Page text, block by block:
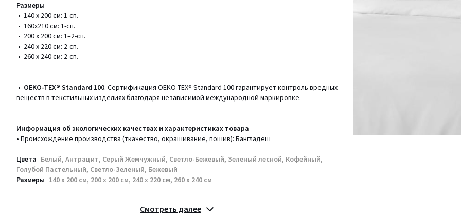
Размеры
• 140 x 200 см: 1-сп.
• 160x210 см: 1-сп.
• 200 х 200 см: 1–2-сп.
• 240 х 220 см: 2-сп.
• 260 х 240 см: 2-сп.
• OEKO-TEX® Standard 100. Сертификация OEKO-TEX® Standard 100 гарантирует контроль вредных
веществ в текстильных изделиях благодаря независимой международной маркировке.
Информация об экологических качествах и характеристиках товара
• Происхождение производства (ткачество, окрашивание, пошив): Бангладеш
Цвета Белый, Антрацит, Серый Жемчужный, Светло-Бежевый, Зеленый лесной, Кофейный,
Голубой Пастельный, Светло-Зеленый, Бежевый
Размеры 140 x 200 см, 200 x 200 см, 240 x 220 см, 260 x 240 см
Смотреть далее